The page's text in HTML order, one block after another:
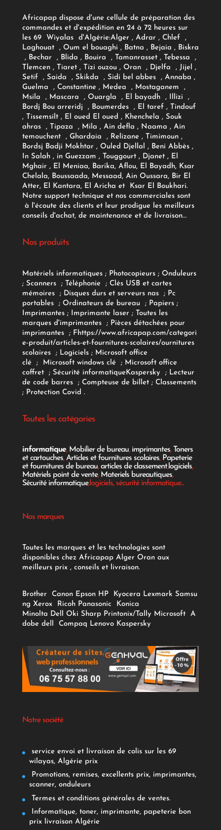
Africapap dispose d'une cellule de préparation des
commandes et d'expédition en 24 à 72 heures sur
les 69 Wiyalas d'Algérie:Alger , Adrar, Chlef ,
Laghouat , Oum el bouaghi , Batna , Bejaia , Biskra
, Bechar , Blida , Bouira , Tamanrasset , Tebessa ,
Tlemcen , Tiaret , Tizi ouzou , Oran , Djelfa , Jijel ,
Setif , Saida , Skikda , Sidi bel abbes , Annaba ,
Guelma , Constantine , Medea , Mostaganem ,
Msila , Mascara , Ouargla , El bayadh , Illizi ,
Bordj Bou arreridj , Boumerdes , El taref , Tindouf
, Tissemsilt , El oued El oued , Khenchela , Souk
ahras , Tipaza , Mila , Ain defla , Naama , Ain
temouchent , Ghardaia , Relizane , Timimoun ,
Bordsj Badji Mokhtar , Ouled Djellal , Beni Abbès ,
In Salah , in Guezzam , Touggourt , Djanet , El
Mghair , El Meniaa, Barika, Aflou, El Bayadh, Ksar
Chelala, Boussaada, Messaad, Ain Oussara, Bir El
Atter, El Kantara, El Aricha et Ksar El Boukhari.
Notre support technique et nos commerciales sont
à l'écoute des clients et leur prodigue les meilleurs
conseils d'achat, de maintenance et de livraison...
Nos produits
Matériels informatiques; Photocopieurs; Onduleurs
; Scanners ; Téléphonie ; Clés USB et cartes
mémoires
; Disques durs et serveurs nas ; Pc
portables
; Ordinateurs de bureau ; Papiers;
Imprimantes;Imprimante laser; Toutes les
marques d'imprimantes
; Pièces détachées pour
imprimantes
; F https://www.africapap.com/categori
e-produit/articles-et-fournitures-scolaires/ournitures
scolaires; Logiciels ; Microsoft office
clé
; Microsoft windows clé; Microsoft office
coffret ; Sécurité informatiqueKaspersky ; Lecteur
de code barres
; Compteuse de billet; Classements
; Protection Covid .
Toutes les catégories
informatique, Mobilier de bureau, imprimantes, Toners
et cartouches,Articles et fournitures scolaires, Papeterie
et fournitures de bureau,articles de classement,logiciels,
Matériels point de vente, Materiels bureautiques,
Sécurité informatique,logiciels, sécurité informatique...
Nos marques
Toutes les marques et les technologies sont
disponibles chez Africapap Alger Oran aux
meilleurs prix , conseils et livraison.
Brother Canon Epson HP Kyocera Lexmark Samsu
ng Xerox Ricoh Panasonic
Konica
Minolta Dell Oki Sharp Printonix/Tally Microsoft
A
dobe dell Compaq Lenovo Kaspersky
Notre société
service envoi et livraison de colis sur les 69
wilayas, Algérie prix
Promotions, remises, excellents prix, imprimantes,
scanner, onduleurs
Termes et conditions générales de ventes.
Informatique, toner, imprimante, papeterie bon
prix livraison Algérie